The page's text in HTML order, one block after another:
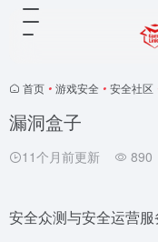
首页 • 游戏安全 • 安全社区
漏洞盒子
11个月前更新 890
安全众测与安全运营服